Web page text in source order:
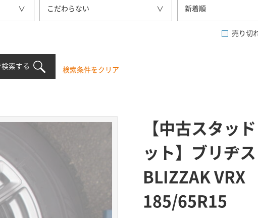
こだわらない 新着順
売り切
索する 検索条件をクリア
【中古スタッ
ット】ブリヂ
BLIZZAK VRX
185/65R15